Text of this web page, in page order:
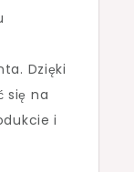
Dzięki
się na
i